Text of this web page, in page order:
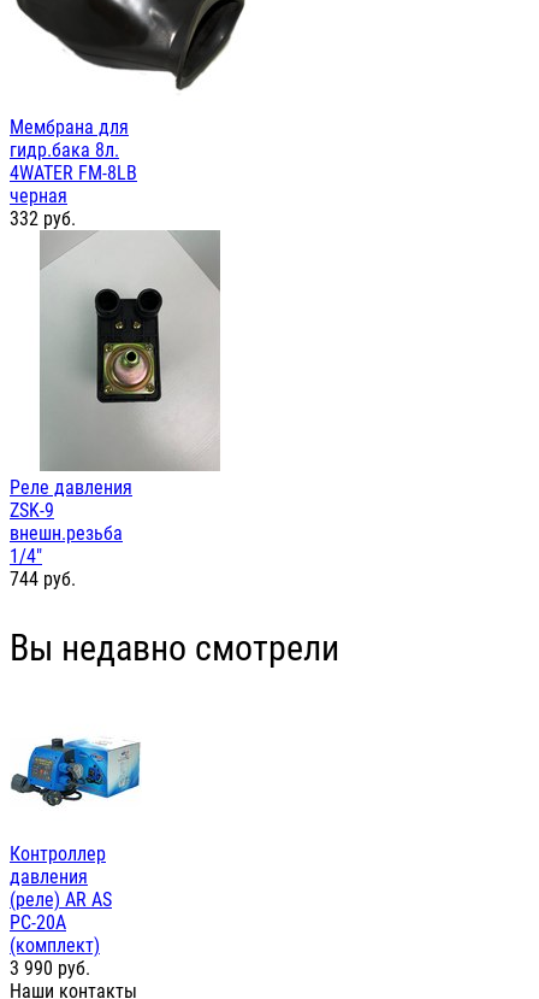
Мембрана для
гидр.бака 8л.
4WATER FM-8LB
черная
332 руб.
Реле давления
ZSK-9
внешн.резьба
1/4"
744 руб.
Вы недавно смотрели
Контроллер
давления
(реле) AR AS
PC-20A
(комплект)
3 990 руб.
Наши контакты